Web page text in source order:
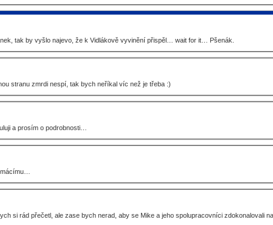
tak by vyšlo najevo, že k Vidlákově vyvinění přispěl… wait for it… Pšenák.
stranu zmrdi nespí, tak bych neříkal víc než je třeba :)
a prosím o podrobnosti…
si rád přečetl, ale zase bych nerad, aby se Mike a jeho spolupracovníci zdokonalovali